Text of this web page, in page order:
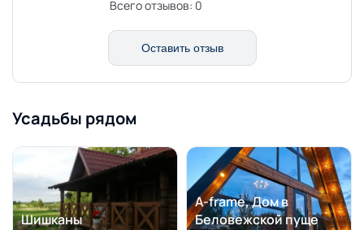
В зимнее время стоимость бани увеличивается на 10
руб.
Всего отзывов: 0
Оставить отзыв
Усадьбы рядом
Шишканы
A-frame, Дом в
Беловежской пуще